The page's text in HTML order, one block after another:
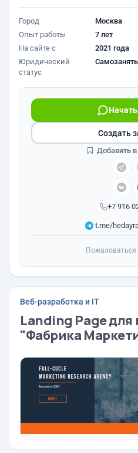
Город
Москва
Опыт работы
7 лет
На сайте с
2021 года
Юридический
статус
+7 916
t.me/
Создать
Добавить
Веб-разработка и IT
Landing Page
"Фабрика